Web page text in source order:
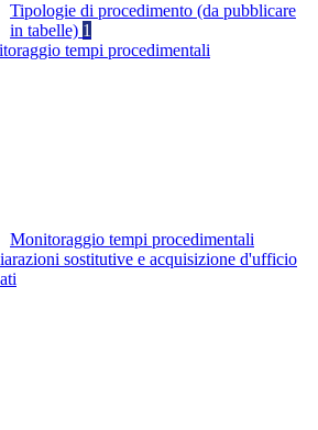
Tipologie di procedimento (da pubblicare
in tabelle) 1
tempi procedimentali
Monitoraggio tempi procedimentali
sostitutive e acquisizione d'ufficio